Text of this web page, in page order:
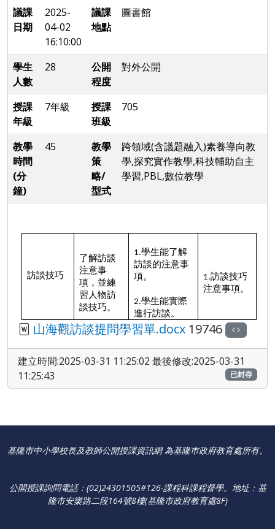
議課
日期
2025-
04-02
16:10:00
議課
地點
圖書館
學生
人數
28
公開
程度
對外公開
授課
年級
7年級
授課
班級
705
教學
時間
(分
鐘)
45
教學
策
略/
型式
跨領域(含議題融入)素養導向教
學,探究實作教學,科技輔助自主
學習,PBL,數位教學
訪談技巧
了解訪談
注意事
項，並練
習人物訪
談技巧。
1.學生能了解
訪談的注意事
項。
2.學生能實際
進行訪談。
1.訪談技巧
注意事項。
山海觀訪談提問學習單.docx 19746
建立時間:2025-03-31 11:25:02 最後修改:2025-03-31
11:25:43
已封存
基隆市中小學校長及教師公開授課資訊網 為基隆巿政府教育處所有。
公開授課詢問電話：(02)24301505#126-課程科課程督學。 地址：基
隆市安樂路二段164號8樓(基隆市政府教育處8F)